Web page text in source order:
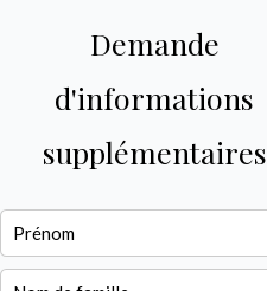
Demande
d'informations
supplémentaires